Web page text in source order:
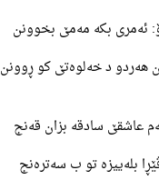
ئەمری بکە مەمێ بخوونن
هەردو د خەلوەتێ کو ڕوونن
عاشقێ سادقە بزان قەنج
بلەییزە تو ب سەترەنج